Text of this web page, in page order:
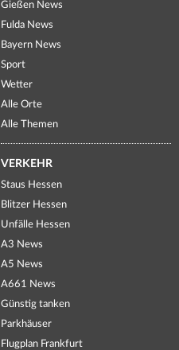
Gießen News
Fulda News
Bayern News
Sport
Wetter
Alle Orte
Alle Themen
VERKEHR
Staus Hessen
Blitzer Hessen
Unfälle Hessen
A3 News
A5 News
A661 News
Günstig tanken
Parkhäuser
Flugplan Frankfurt